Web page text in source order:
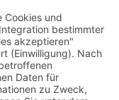
Spezialist sein,
der zuverlässigste
Ihr Vertrauen zu